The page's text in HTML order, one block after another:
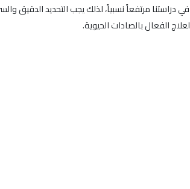
دراستنا مرتفعاً نسبياً، لذلك يجب التحديد الدقيق
الفعال بالصادات الحيوية.